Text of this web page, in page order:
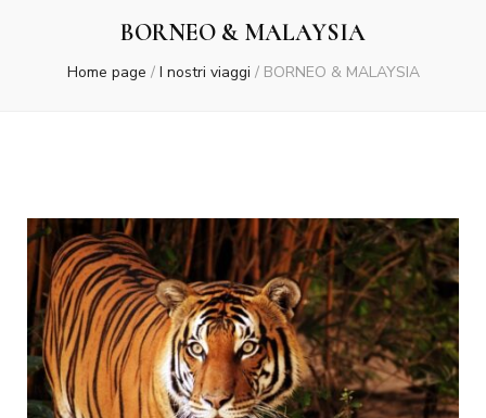
BORNEO & MALAYSIA
Home page / I nostri viaggi / BORNEO & MALAYSIA